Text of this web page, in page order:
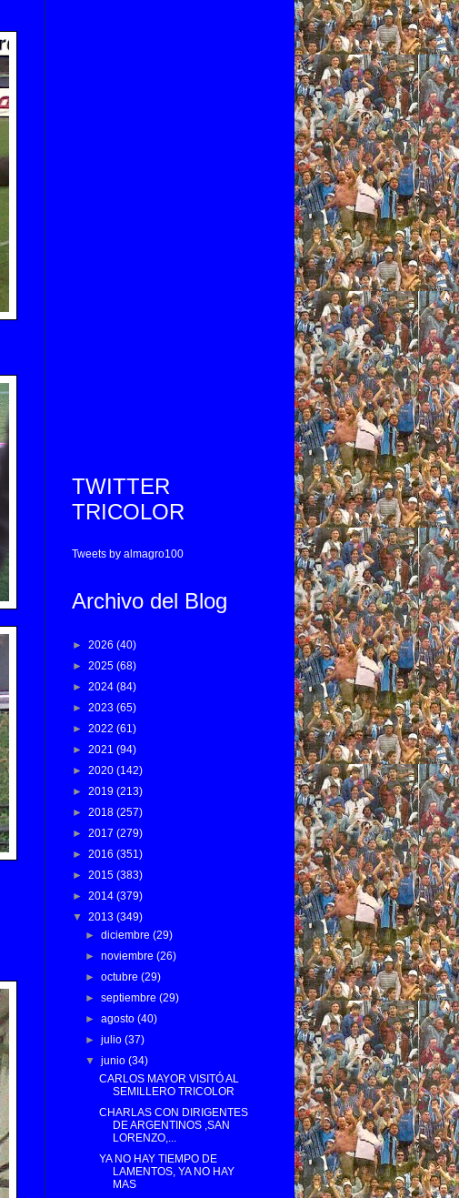
TWITTER
TRICOLOR
Tweets by almagro100
Archivo del Blog
► 2026 (40)
► 2025 (68)
► 2024 (84)
► 2023 (65)
► 2022 (61)
► 2021 (94)
► 2020 (142)
► 2019 (213)
► 2018 (257)
► 2017 (279)
► 2016 (351)
► 2015 (383)
► 2014 (379)
▼ 2013 (349)
►diciembre(29)
►noviembre(26)
►octubre(29)
►septiembre(29)
►agosto(40)
►julio(37)
▼junio(34)
CARLOS MAYOR VISITÓ AL
SEMILLERO TRICOLOR
CHARLAS CON DIRIGENTES
DE ARGENTINOS ,SAN
LORENZO,...
YA NO HAY TIEMPO DE
LAMENTOS, YA NO HAY
MAS